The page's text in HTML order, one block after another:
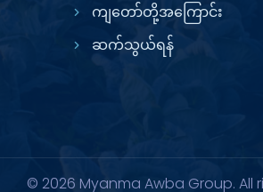
ကျတော်တို့အကြောင်း
ဆက်သွယ်ရန်
© 2026 Myanma Awba Group. All